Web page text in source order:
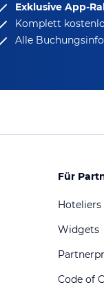
Exklusive App-
Komplett
Alle
Für
Hoteliers
Widgets
Code of